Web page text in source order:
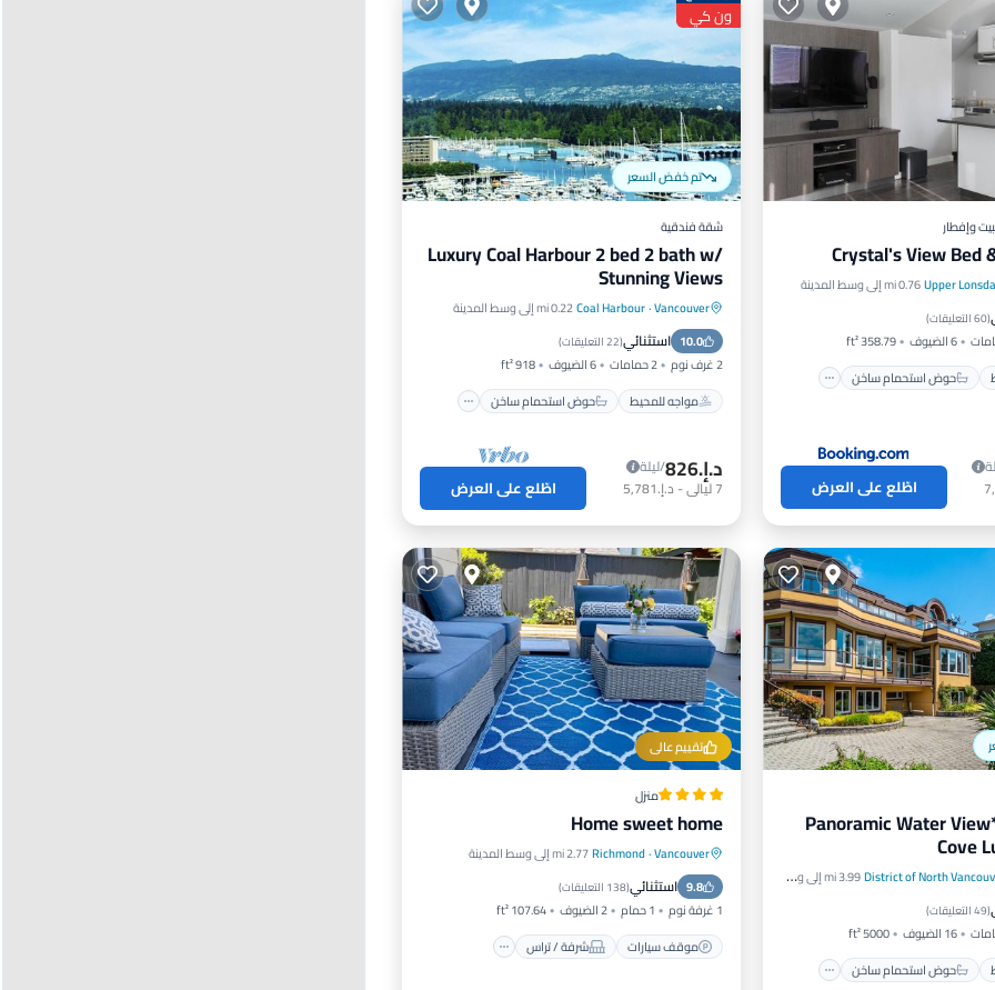
وإفطار
Crystal's View Bed
Upper0.76 mi إلى وسط المدينة
(60 التعليقات )
6 الضيوف
358.79 ft²
حوض استحمام ساخن
حوض استحمام ساخن
التزلج
اطّلع على العرض
تم خفض السعر
ون كي
شقة فندقية
Luxury Coal Harbour 2 bed 2 bath w/
Stunning Views
Vancouver
·
Coal Harbour0.22 mi إلى وسط المدينة
10.0 استثنائي(22 التعليقات )
2 غرف نوم 2 حمامات 6 الضيوف
918 ft²
مواجه للمحيط
حوض استحمام ساخن
مواجه للمحيط
حوض استحمام ساخن
موقف سيارات
إطلالة على المحيط
د.إ.‏826
/ليلة
7ليالي- د.إ.‏5,781 اطّلع على العرض
***Panoramic Water
Cove
District of North3.99 mi إلى وسط المدينة
(49 التعليقات )
16 الضيوف
5000 ft²
حوض استحمام ساخن
حوض استحمام ساخن
التزلج
تقييم عالي
منزل
Home sweet home
Vancouver
·
Richmond2.77 mi إلى وسط المدينة
9.8 استثنائي(138 التعليقات )
1 غرفة نوم 1 حمام 2 الضيوف
107.64 ft²
موقف سيارات
شرفة / تراس
موقف سيارات
شرفة / تراس
إطلالة
مكيف هواء